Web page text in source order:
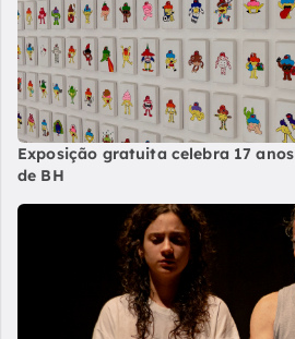
Exposição gratuita celebra 17 anos
de BH